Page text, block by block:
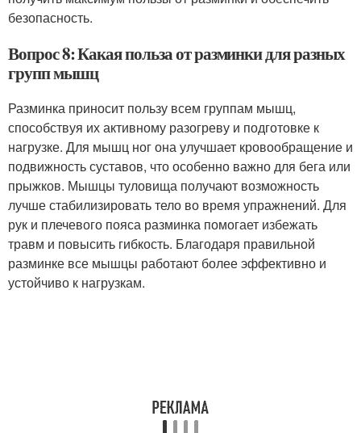
безопасность.
Вопрос 8: Какая польза от разминки для разных
групп мышц
Разминка приносит пользу всем группам мышц,
способствуя их активному разогреву и подготовке к
нагрузке. Для мышц ног она улучшает кровообращение и
подвижность суставов, что особенно важно для бега или
прыжков. Мышцы туловища получают возможность
лучше стабилизировать тело во время упражнений. Для
рук и плечевого пояса разминка помогает избежать
травм и повысить гибкость. Благодаря правильной
разминке все мышцы работают более эффективно и
устойчиво к нагрузкам.